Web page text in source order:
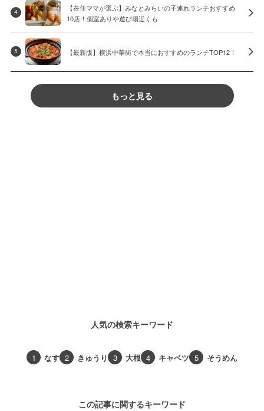
4
【在住ママが選ぶ】みなとみらいの子連れランチおすすめ
10店！個室ありや遊び場近くも
5 【最新版】横浜中華街で本当におすすめのランチTOP12！
もっと見る
人気の検索キーワード
1 なす 2 きゅうり 3 大根 4 キャベツ 5 そうめん
この記事に関するキーワード